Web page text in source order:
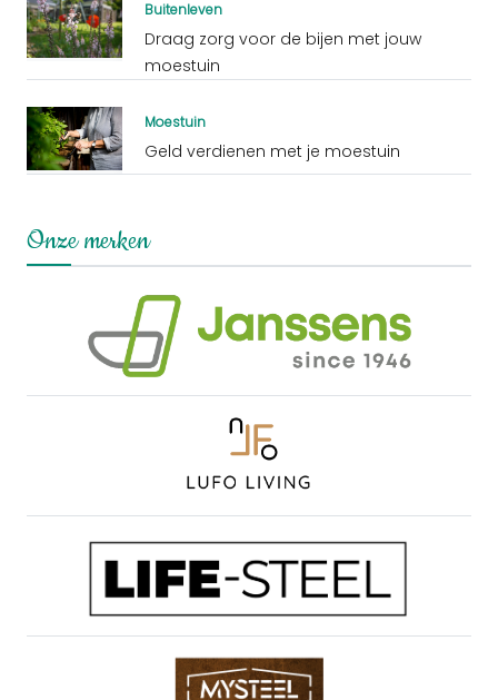
Buitenleven
Draag zorg voor de bijen met jouw
moestuin
Moestuin
Geld verdienen met je moestuin
Onze merken